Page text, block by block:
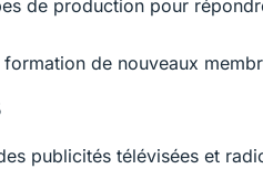
de production pour
de nouveaux
publicités télévisées et